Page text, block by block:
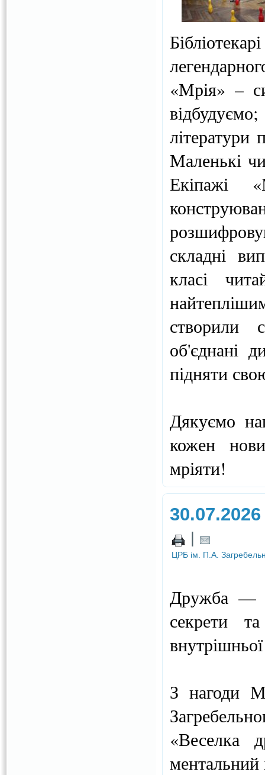
«Мрія» –
літератури
Маленькі
Екіпажі
складні
класі
створили
об'єднані
підняти
Дякуємо
кожен
мріяти!
30.07.2026
|
ЦРБ ім. П.А.
Дружба —
секрети
З нагоди
«Веселка
ментальний